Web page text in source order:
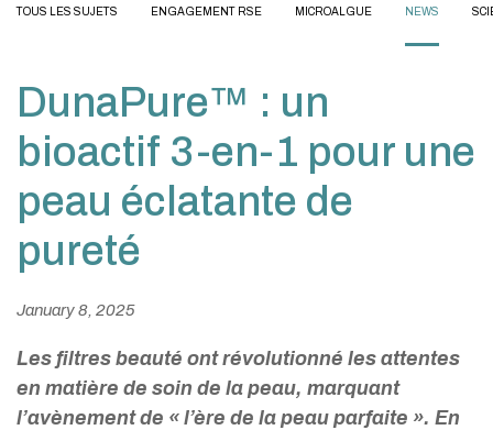
TOUS LES SUJETS ENGAGEMENT RSE MICROALGUE NEWS
DunaPure™ : un
bioactif 3-en-1 pour une
peau éclatante de
pureté
January 8, 2025
Les filtres beauté ont révolutionné les attentes
en matière de soin de la peau, marquant
l’avènement de « l’ère de la peau parfaite ». En